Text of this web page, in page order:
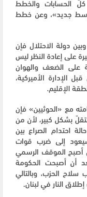
الحسابات والخطط
جديد»، وعن خطط
دولة الاحتلال فإن
على إعادة النظر ليس
على الضعف والهوان
الإدارة الأميركية،
الإقليم.
مع «الحوثيين» فإن
بشكل كبير، لأن من
احتدام الصراع بين
سيعود إلى ضرب قوات
أصبح الموقف الرسمي
أن أصبحت الحكومة
سلاح الحزب، وبالتالي
النار في لبنان.